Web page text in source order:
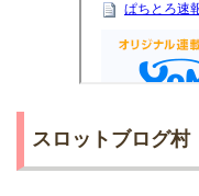
スロットブログ村